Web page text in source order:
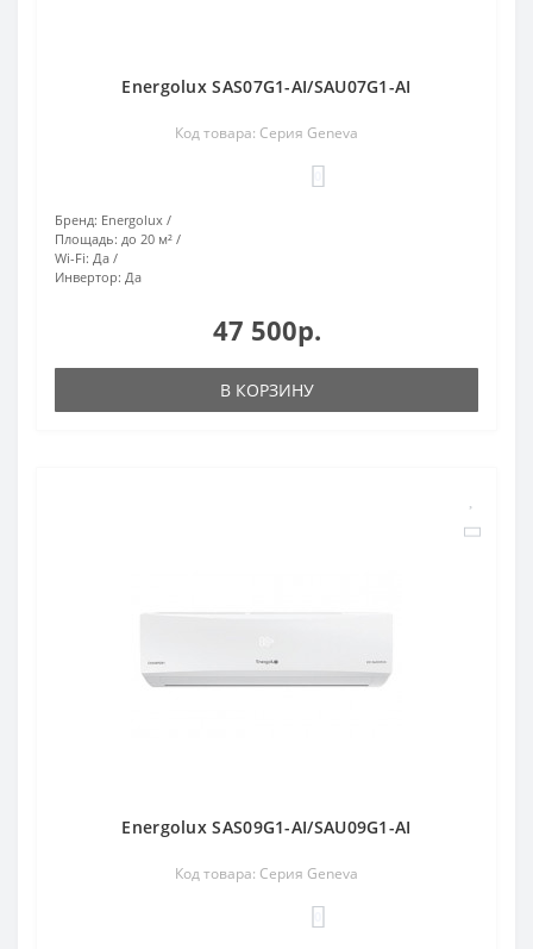
Energolux SAS07G1-AI/SAU07G1-AI
Код товара: Серия Geneva
Бренд: Energolux
Площадь: до 20 м²
Wi-Fi: Да
Инвертор: Да
47 500р.
В КОРЗИНУ
Energolux SAS09G1-AI/SAU09G1-AI
Код товара: Серия Geneva